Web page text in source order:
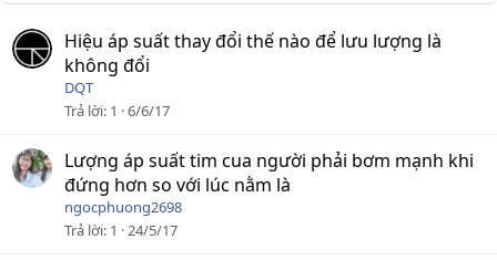
Hiệu áp suất thay đổi thế nào để lưu lượng là
không đổi
DQT
Trả lời 1 6/6/17
Lượng áp suất tim cua người phải bơm mạnh khi
đứng hơn so với lúc nằm là
ngocphuong2698
Trả lời 1 24/5/17